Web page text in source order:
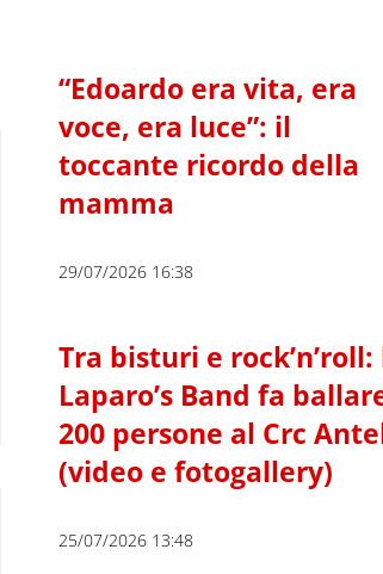
“Edoardo era vita, era
voce, era luce”: il
toccante ricordo della
mamma
29/07/2026 16:38
Tra bisturi e rock’n’roll:
Laparo’s Band fa
200 persone al Crc
(video e fotogallery)
25/07/2026 13:48